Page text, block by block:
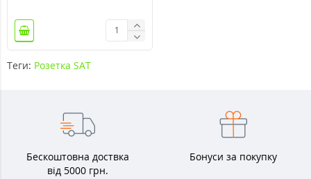
Теги: Розетка SAT
Бескоштовна доствка
від 5000 грн.
Бонуси за покупку